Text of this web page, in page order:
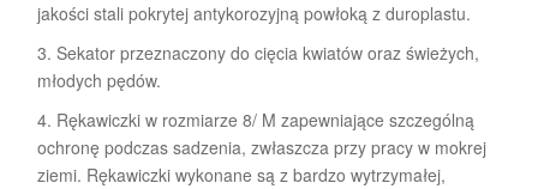
jakości stali pokrytej antykorozyjną powłoką z duroplastu.
3. Sekator przeznaczony do cięcia kwiatów oraz świeżych,
młodych pędów.
4. Rękawiczki w rozmiarze 8/ M zapewniające szczególną
ochronę podczas sadzenia, zwłaszcza przy pracy w mokrej
ziemi. Rękawiczki wykonane są z bardzo wytrzymałej,